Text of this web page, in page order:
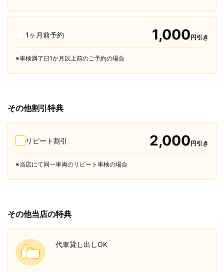
1ヶ月前予約 1,000円引き
※車検満了日1か月以上前のご予約の場合
その他割引特典
リピート割引 2,000円引き
※当店にて同一車両のリピート車検の場合
その他当店の特典
代車貸し出しOK